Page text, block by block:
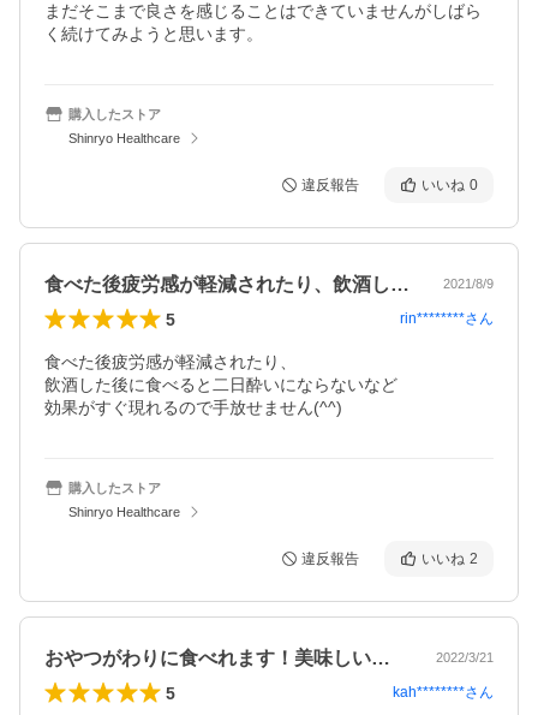
まだそこまで良さを感じることはできていませんがしばら
く続けてみようと思います。
購入したストア
Shinryo Healthcare
違反報告 いいね 0
食べた後疲労感が軽減されたり、飲酒した… 2021/8/9
5 rin********さん
食べた後疲労感が軽減されたり、
飲酒した後に食べると二日酔いにならないなど
効果がすぐ現れるので手放せません(^^)
購入したストア
Shinryo Healthcare
違反報告 いいね 2
おやつがわりに食べれます！美味しいので… 2022/3/21
5 kah********さん